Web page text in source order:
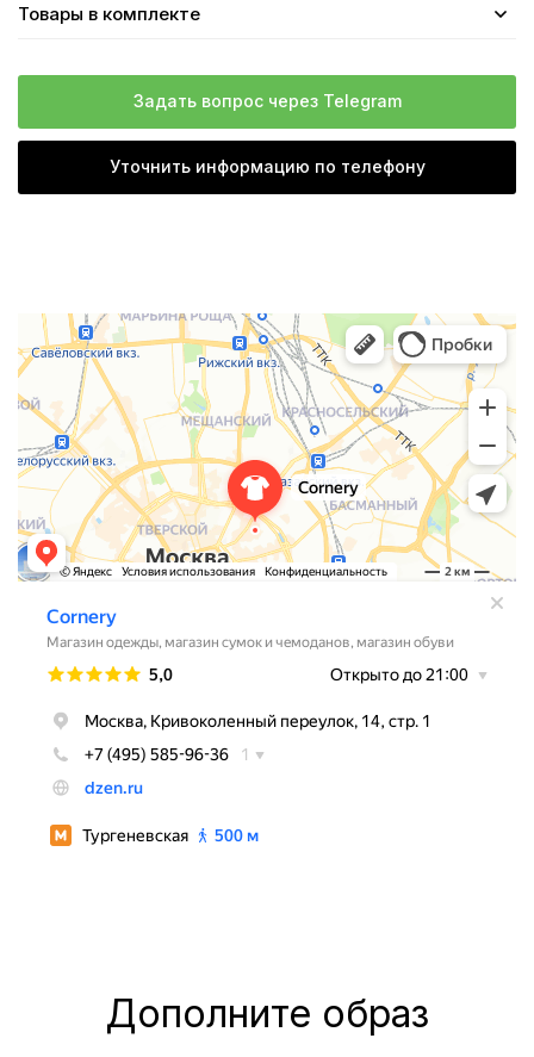
Товары в комплекте
Задать вопрос через Telegram
Уточнить информацию по телефону
Дополните образ